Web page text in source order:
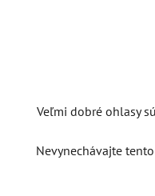
Veľmi dobré ohlasy
Nevynechávajte